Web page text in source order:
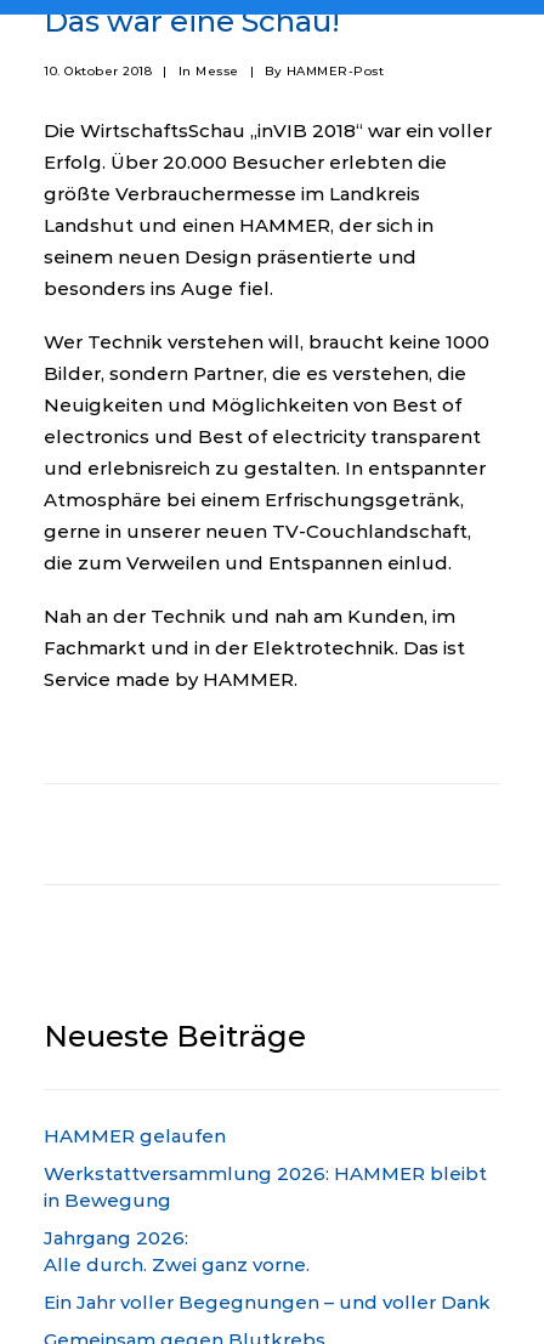
Das war eine Schau!
10. Oktober 2018 | In Messe | By HAMMER-Post
Die WirtschaftsSchau „inVIB 2018“ war ein voller
Erfolg. Über 20.000 Besucher erlebten die
größte Verbrauchermesse im Landkreis
Landshut und einen HAMMER, der sich in
seinem neuen Design präsentierte und
besonders ins Auge fiel.
Wer Technik verstehen will, braucht keine 1000
Bilder, sondern Partner, die es verstehen, die
Neuigkeiten und Möglichkeiten von Best of
electronics und Best of electricity transparent
und erlebnisreich zu gestalten. In entspannter
Atmosphäre bei einem Erfrischungsgetränk,
gerne in unserer neuen TV-Couchlandschaft,
die zum Verweilen und Entspannen einlud.
Nah an der Technik und nah am Kunden, im
Fachmarkt und in der Elektrotechnik. Das ist
Service made by HAMMER.
Neueste Beiträge
HAMMER gelaufen
Werkstattversammlung 2026: HAMMER bleibt
in Bewegung
Jahrgang 2026:
Alle durch. Zwei ganz vorne.
Ein Jahr voller Begegnungen – und voller Dank